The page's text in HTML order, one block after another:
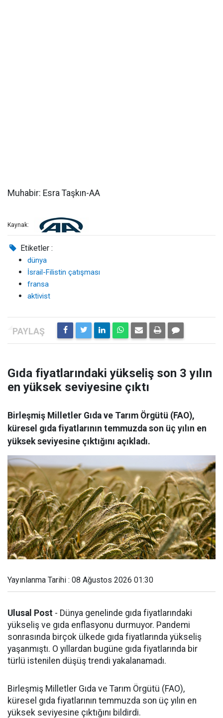
Muhabir: Esra Taşkın-AA
Kaynak:
Etiketler :
dünya
İsrail-Filistin çatışması
fransa
aktivist
Gıda fiyatlarındaki yükseliş son 3 yılın
en yüksek seviyesine çıktı
Birleşmiş Milletler Gıda ve Tarım Örgütü (FAO),
küresel gıda fiyatlarının temmuzda son üç yılın en
yüksek seviyesine çıktığını açıkladı.
Yayınlanma Tarihi : 08 Ağustos 2026 01:30
Ulusal Post - Dünya genelinde gıda fiyatlarındaki
yükseliş ve gıda enflasyonu durmuyor. Pandemi
sonrasında birçok ülkede gıda fiyatlarında yükseliş
yaşanmıştı. O yıllardan bugüne gıda fiyatlarında bir
türlü istenilen düşüş trendi yakalanamadı.
Birleşmiş Milletler Gıda ve Tarım Örgütü (FAO),
küresel gıda fiyatlarının temmuzda son üç yılın en
yüksek seviyesine çıktığını bildirdi.